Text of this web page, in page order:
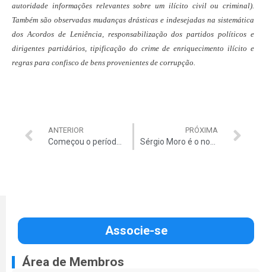
autoridade informações relevantes sobre um ilícito civil ou criminal).
Também são observadas mudanças drásticas e indesejadas na sistemática
dos Acordos de Leniência, responsabilização dos partidos políticos e
dirigentes partidários, tipificação do crime de enriquecimento ilícito e
regras para confisco de bens provenientes de corrupção.
ANTERIOR
Começou o período de votação para eleger o vencedor do Prêmio Alfredo Valladão
PRÓXIMA
Sérgio Moro é o novo campeão do Prêmio Alfredo Valladão
Associe-se
Área de Membros